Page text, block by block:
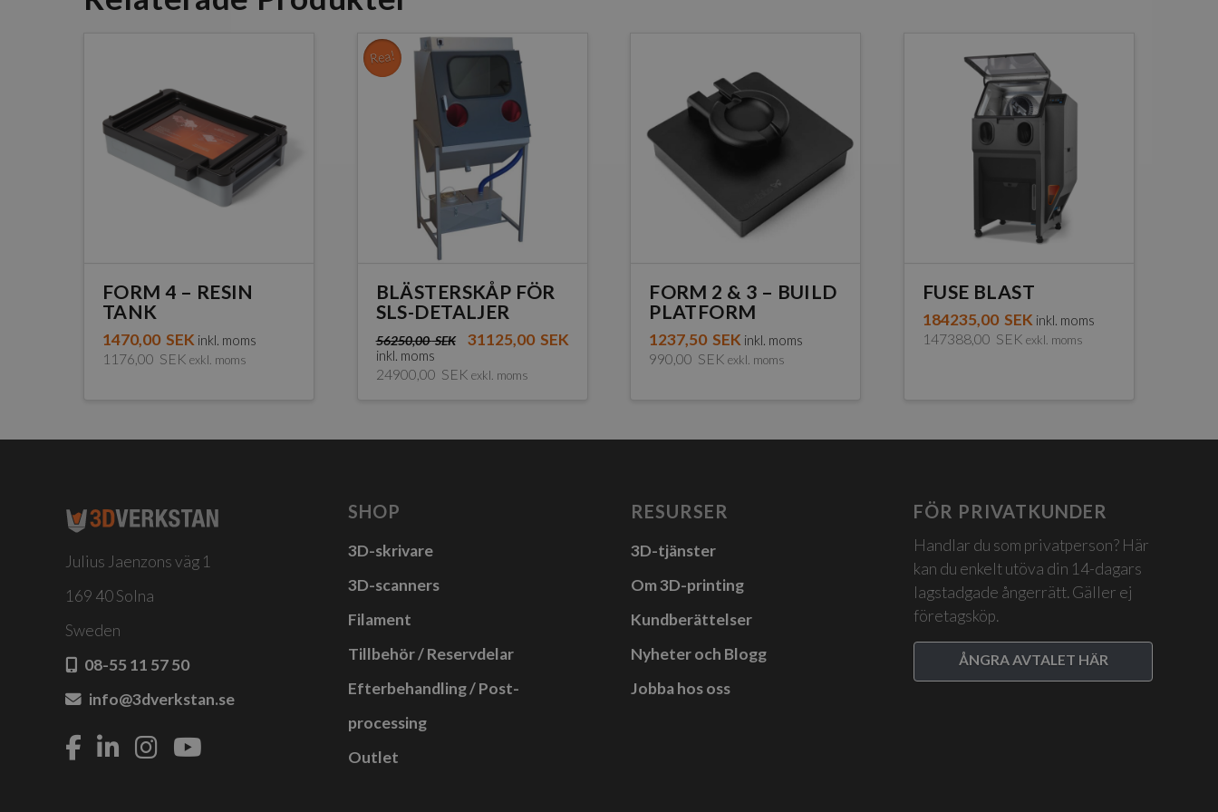
FORM 4 – RESIN
TANK
1470,00 SEK inkl. moms
1176,00 SEK exkl. moms
Rea!
BLÄSTERSKÅP FÖR
SLS-DETALJER
56250,00SEK 31125,00 SEK
inkl. moms
24900,00 SEK exkl. moms
FORM 2 & 3 – BUILD
PLATFORM
1237,50 SEK inkl. moms
990,00 SEK exkl. moms
FUSE BLAST
184235,00 SEK inkl. moms
147388,00 SEK exkl. moms
Julius Jaenzons väg 1
169 40 Solna
Sweden
08-55 11 57 50
info@3dverkstan.se
SHOP
3D-skrivare
3D-scanners
Filament
Tillbehör / Reservdelar
Efterbehandling / Post-
processing
Outlet
RESURSER
3D-tjänster
Om 3D-printing
Kundberättelser
Nyheter och Blogg
Jobba hos oss
FÖR PRIVATKUNDER
Handlar du som privatperson? Här
kan du enkelt utöva din 14-dagars
lagstadgade ångerrätt. Gäller ej
företagsköp.
ÅNGRA AVTALET HÄR